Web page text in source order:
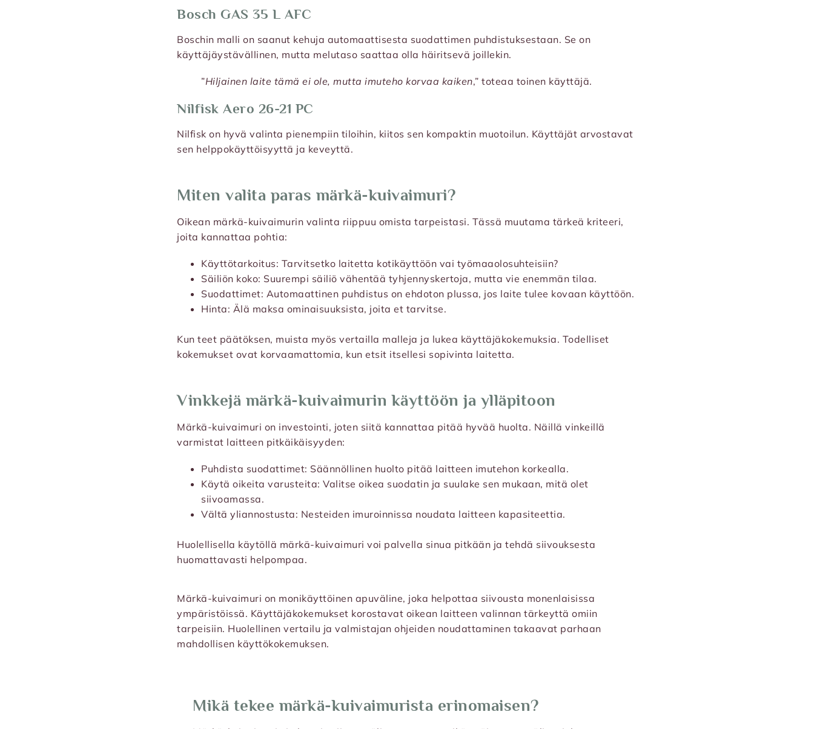
Bosch GAS 35 L AFC
Boschin malli on saanut kehuja automaattisesta suodattimen puhdistuksestaan. Se on
käyttäjäystävällinen, mutta melutaso saattaa olla häiritsevä joillekin.
”Hiljainen laite tämä ei ole, mutta imuteho korvaa kaiken,” toteaa toinen käyttäjä.
Nilfisk Aero 26-21 PC
Nilfisk on hyvä valinta pienempiin tiloihin, kiitos sen kompaktin muotoilun. Käyttäjät arvostavat
sen helppokäyttöisyyttä ja keveyttä.
Miten valita paras märkä-kuivaimuri?
Oikean märkä-kuivaimurin valinta riippuu omista tarpeistasi. Tässä muutama tärkeä kriteeri,
joita kannattaa pohtia:
Käyttötarkoitus: Tarvitsetko laitetta kotikäyttöön vai työmaaolosuhteisiin?
Säiliön koko: Suurempi säiliö vähentää tyhjennyskertoja, mutta vie enemmän tilaa.
Suodattimet: Automaattinen puhdistus on ehdoton plussa, jos laite tulee kovaan käyttöön.
Hinta: Älä maksa ominaisuuksista, joita et tarvitse.
Kun teet päätöksen, muista myös vertailla malleja ja lukea käyttäjäkokemuksia. Todelliset
kokemukset ovat korvaamattomia, kun etsit itsellesi sopivinta laitetta.
Vinkkejä märkä-kuivaimurin käyttöön ja ylläpitoon
Märkä-kuivaimuri on investointi, joten siitä kannattaa pitää hyvää huolta. Näillä vinkeillä
varmistat laitteen pitkäikäisyyden:
Puhdista suodattimet: Säännöllinen huolto pitää laitteen imutehon korkealla.
Käytä oikeita varusteita: Valitse oikea suodatin ja suulake sen mukaan, mitä olet
siivoamassa.
Vältä yliannostusta: Nesteiden imuroinnissa noudata laitteen kapasiteettia.
Huolellisella käytöllä märkä-kuivaimuri voi palvella sinua pitkään ja tehdä siivouksesta
huomattavasti helpompaa.
Märkä-kuivaimuri on monikäyttöinen apuväline, joka helpottaa siivousta monenlaisissa
ympäristöissä. Käyttäjäkokemukset korostavat oikean laitteen valinnan tärkeyttä omiin
tarpeisiin. Huolellinen vertailu ja valmistajan ohjeiden noudattaminen takaavat parhaan
mahdollisen käyttökokemuksen.
Mikä tekee märkä-kuivaimurista erinomaisen?